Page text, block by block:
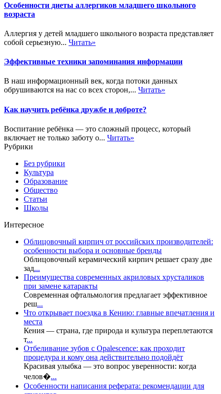
Особенности диеты аллергиков младшего школьного
возраста
Аллергия у детей младшего школьного возраста представляет
собой серьезную... Читать»
Эффективные техники запоминания информации
В наш информационный век, когда потоки данных
обрушиваются на нас со всех сторон,... Читать»
Как научить ребёнка дружбе и доброте?
Воспитание ребёнка — это сложный процесс, который
включает не только заботу о... Читать»
Рубрики
Без рубрики
Культура
Образование
Общество
Статьи
Школы
Интересное
Облицовочный кирпич от российских производителей:
особенности выбора и основные бренды
Облицовочный керамический кирпич решает сразу две
зад...
Преимущества современных акриловых хрусталиков
при замене катаракты
Современная офтальмология предлагает эффективное
реш...
Что открывает поездка в Кению: главные впечатления и
места
Кения — страна, где природа и культура переплетаются
т...
Отбеливание зубов с Opalescence: как проходит
процедура и кому она действительно подойдёт
Красивая улыбка — это вопрос уверенности: когда
челов�...
Особенности написания реферата: рекомендации для